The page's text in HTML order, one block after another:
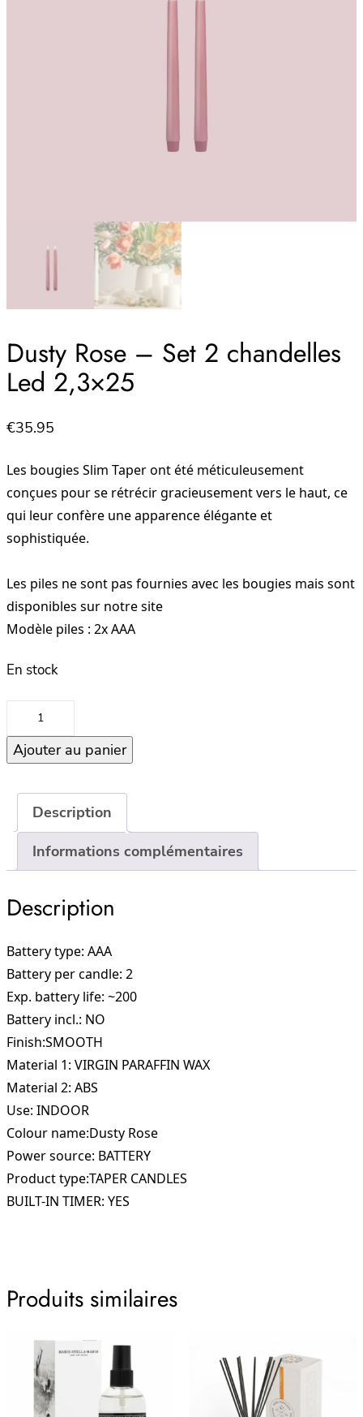
Dusty Rose – Set 2 chandelles
Led 2,3×25
€35.95
Les bougies Slim Taper ont été méticuleusement
conçues pour se rétrécir gracieusement vers le haut, ce
qui leur confère une apparence élégante et
sophistiquée.
Les piles ne sont pas fournies avec les bougies mais sont
disponibles sur notre site
Modèle piles : 2x AAA
En stock
quantité
Dusty
chandelles
Led
Ajouter au panier
Description
Informations complémentaires
Description
Battery type: AAA
Battery per candle: 2
Exp. battery life: ~200
Battery incl.: NO
Finish:SMOOTH
Material 1: VIRGIN PARAFFIN WAX
Material 2: ABS
Use: INDOOR
Colour name:Dusty Rose
Power source: BATTERY
Product type:TAPER CANDLES
BUILT-IN TIMER: YES
Produits similaires